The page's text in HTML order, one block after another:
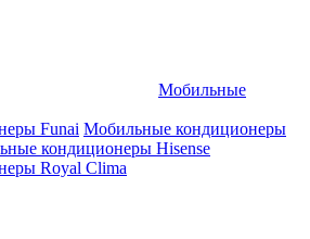
Мобильные
Funai Мобильные кондиционеры
кондиционеры Hisense
Royal Clima